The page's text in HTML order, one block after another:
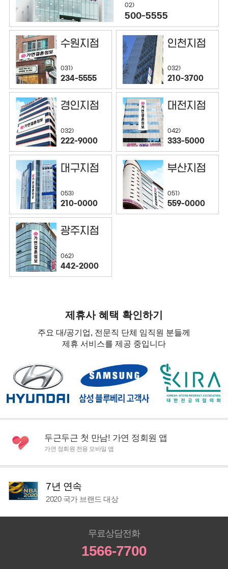
02)
500-5555
수원지점
031)
234-5555
인천지점
032)
210-3700
경인지점
032)
222-9000
대전지점
042)
333-5000
대구지점
053)
210-0000
부산지점
051)
559-0000
광주지점
062)
442-2000
제휴사 혜택 확인하기
주요 대/공기업, 전문직 단체 임직원 분들께
제휴 서비스를 제공 중입니다
두근두근 첫 만남! 가연 정회원 앱
가연 정회원 전용 모바일 앱
7년 연속
2020 국가 브랜드 대상
무료상담전화
1566-7700